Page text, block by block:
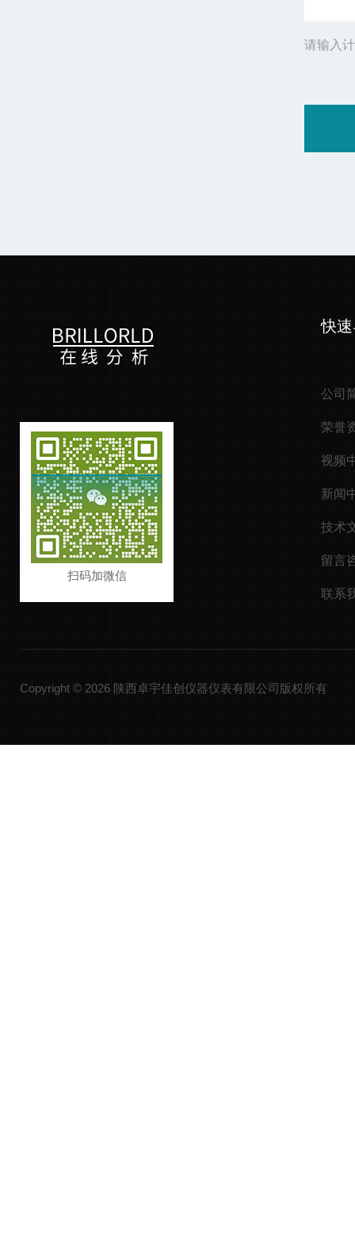
请输入
扫码加微信
快
公司
荣誉
视频
新闻
技术
留言
联系
Copyright © 2026 陕西卓宇佳创仪器仪表有限公司版权所有